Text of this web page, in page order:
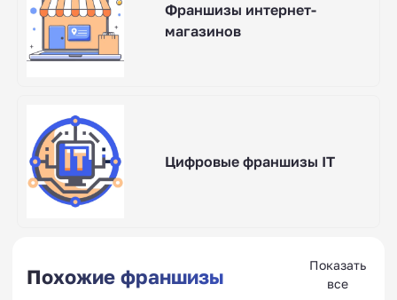
Франшизы интернет-
магазинов
Цифровые франшизы IT
Похожие франшизы
Показать
все